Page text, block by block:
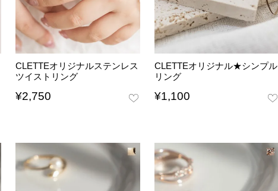
CLETTEオリジナルステンレス
ツイストリング
¥2,750
CLETTEオリジナル★シンプル
リング
¥1,100